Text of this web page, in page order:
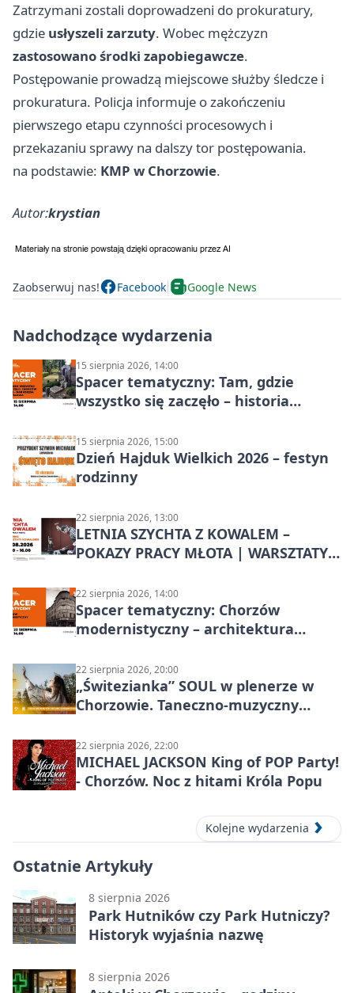
Zatrzymani zostali doprowadzeni do prokuratury,
gdzie usłyszeli zarzuty. Wobec mężczyzn
zastosowano środki zapobiegawcze.
Postępowanie prowadzą miejscowe służby śledcze i
prokuratura. Policja informuje o zakończeniu
pierwszego etapu czynności procesowych i
przekazaniu sprawy na dalszy tor postępowania.
na podstawie: KMP w Chorzowie.
Autor:krystian
Zaobserwuj nas! Facebook Google News
Nadchodzące wydarzenia
15 sierpnia 2026, 14:00
Spacer tematyczny: Tam, gdzie
wszystko się zaczęło – historia
15 sierpnia 2026, 15:00
Dzień Hajduk Wielkich 2026 – festyn
rodzinny
22 sierpnia 2026, 13:00
LETNIA SZYCHTA Z KOWALEM –
POKAZY PRACY MŁOTA | WARSZTATY
22 sierpnia 2026, 14:00
Spacer tematyczny: Chorzów
modernistyczny – architektura
22 sierpnia 2026, 20:00
„Świtezianka” SOUL w plenerze w
Chorzowie. Taneczno-muzyczny
22 sierpnia 2026, 22:00
MICHAEL JACKSON King of POP Party!
- Chorzów. Noc z hitami Króla Popu
Kolejne wydarzenia
Ostatnie Artykuły
8 sierpnia 2026
Park Hutników czy Park Hutniczy?
Historyk wyjaśnia nazwę
8 sierpnia 2026